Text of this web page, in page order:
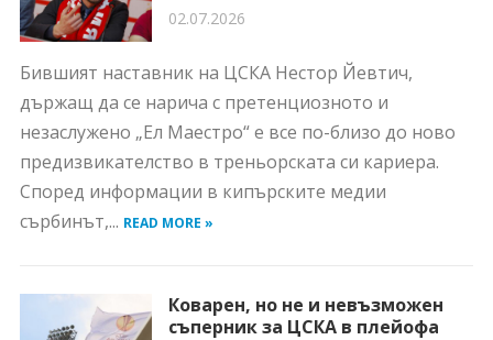
02.07.2026
Бившият наставник на ЦСКА Нестор Йевтич,
държащ да се нарича с претенциозното и
незаслужено „Ел Маестро“ е все по-близо до ново
предизвикателство в треньорската си кариера.
Според информации в кипърските медии
сърбинът,... READ MORE »
Коварен, но не и невъзможен
съперник за ЦСКА в плейофа